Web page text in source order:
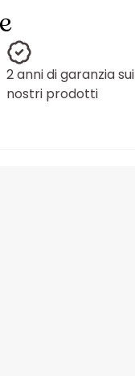
2 anni di garanzia sui
nostri prodotti